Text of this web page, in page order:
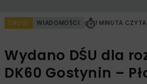
DROGI WIADOMOŚCI 1 MINUTA
Wydano DŚU dla
DK60 Gostynin –